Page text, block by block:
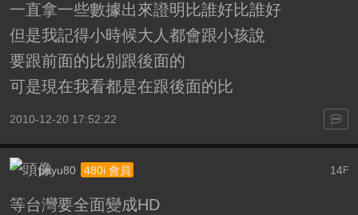
一直拿一些數據出來證明比誰好比誰好
但是我記得小時候大人都會跟小孩說
要跟前面的比別跟後面的
可是現在我看都是在跟後面的比
2010-12-20 17:52:22
14F
poyu80 480i 會員
等台灣要全面變成HD